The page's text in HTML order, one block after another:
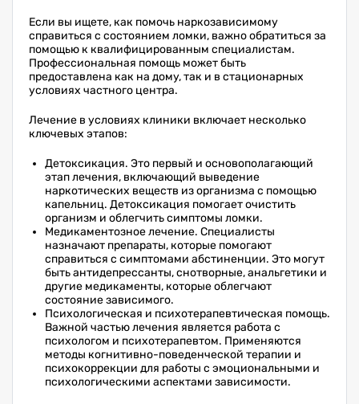
Если вы ищете, как помочь наркозависимому
справиться с состоянием ломки, важно обратиться за
помощью к квалифицированным специалистам.
Профессиональная помощь может быть
предоставлена как на дому, так и в стационарных
условиях частного центра.
Лечение в условиях клиники включает несколько
ключевых этапов:
Детоксикация. Это первый и основополагающий
этап лечения, включающий выведение
наркотических веществ из организма с помощью
капельниц. Детоксикация помогает очистить
организм и облегчить симптомы ломки.
Медикаментозное лечение. Специалисты
назначают препараты, которые помогают
справиться с симптомами абстиненции. Это могут
быть антидепрессанты, снотворные, анальгетики и
другие медикаменты, которые облегчают
состояние зависимого.
Психологическая и психотерапевтическая помощь.
Важной частью лечения является работа с
психологом и психотерапевтом. Применяются
методы когнитивно-поведенческой терапии и
психокоррекции для работы с эмоциональными и
психологическими аспектами зависимости.